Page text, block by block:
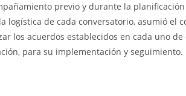
previo y durante la
logística de cada conversatorio, asumió el
los acuerdos establecidos en cada uno
para su implementación y seguimiento.